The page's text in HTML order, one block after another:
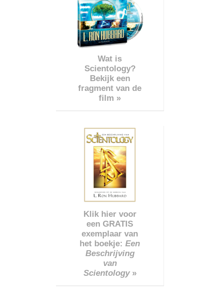
Wat is
Scientology?
Bekijk een
fragment van de
film »
Klik hier voor
een GRATIS
exemplaar van
het boekje: Een
Beschrijving
van
Scientology»